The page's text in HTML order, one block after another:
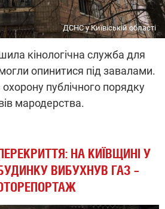
ДСНС у Київіській області
кінологічна служба для
опинитися під завалами.
охорону публічного порядку
мародерства.
НА КИЇВЩИНІ У
ВИБУХНУВ ГАЗ –